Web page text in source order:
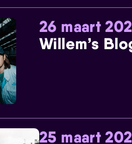
26 maart
Willem’s
25 maart